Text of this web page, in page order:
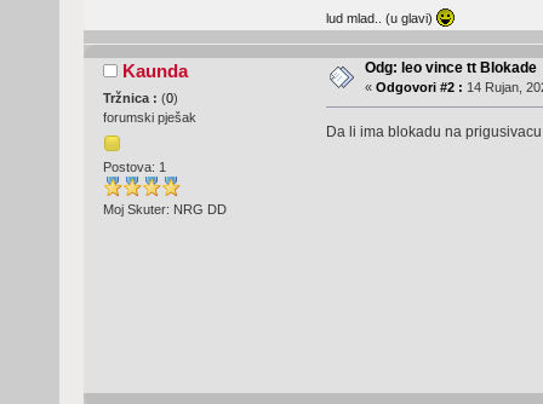
lud mlad.. (u glavi)
Kaunda
Tržnica : (0)
forumski pješak
Postova: 1
Moj Skuter: NRG DD
Odg: leo vince tt Blokade
« Odgovori #2 : 14 Rujan,
Da li ima blokadu na